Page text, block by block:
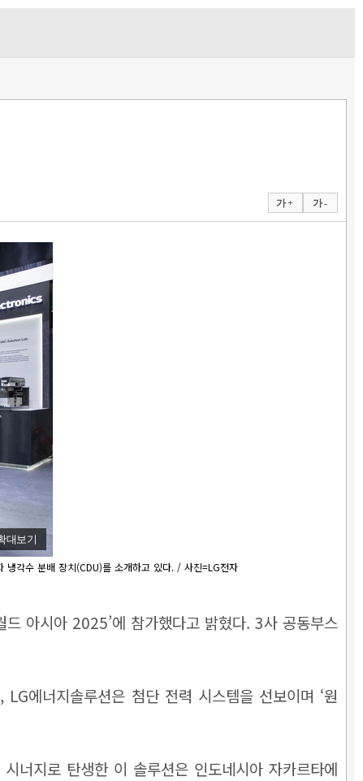
가 + 가 -
대보기
냉각수 분배 장치(CDU)를 소개하고 있다. / 사진=LG전자
아시아 2025’에 참가했다고 밝혔다. 3사 공동부스
에너지솔루션은 첨단 전력 시스템을 선보이며 ‘원
너지로 탄생한 이 솔루션은 인도네시아 자카르타에